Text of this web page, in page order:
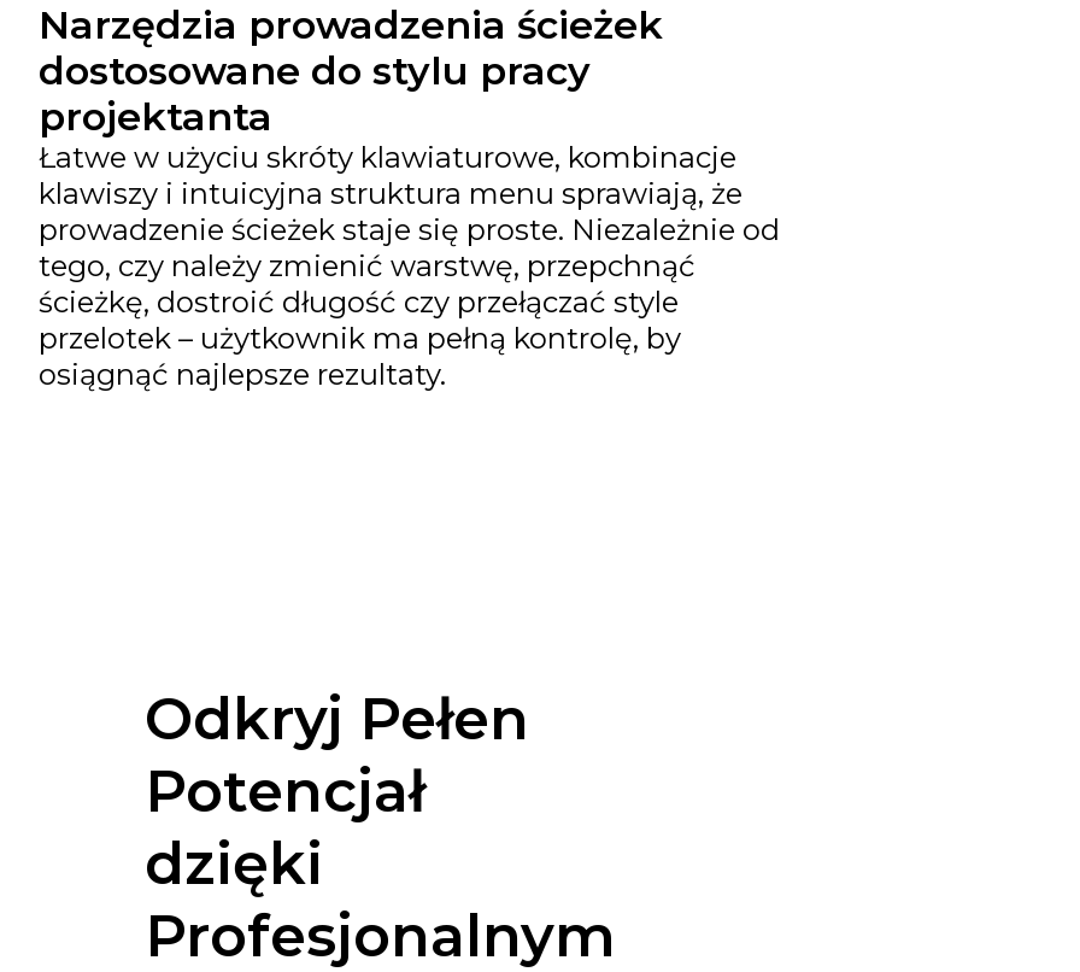
Narzędzia prowadzenia ścieżek
dostosowane do stylu pracy
projektanta
Łatwe w użyciu skróty klawiaturowe, kombinacje
klawiszy i intuicyjna struktura menu sprawiają, że
prowadzenie ścieżek staje się proste. Niezależnie od
tego, czy należy zmienić warstwę, przepchnąć
ścieżkę, dostroić długość czy przełączać style
przelotek – użytkownik ma pełną kontrolę, by
osiągnąć najlepsze rezultaty.
Odkryj Pełen
Potencjał
dzięki
Profesjonalnym